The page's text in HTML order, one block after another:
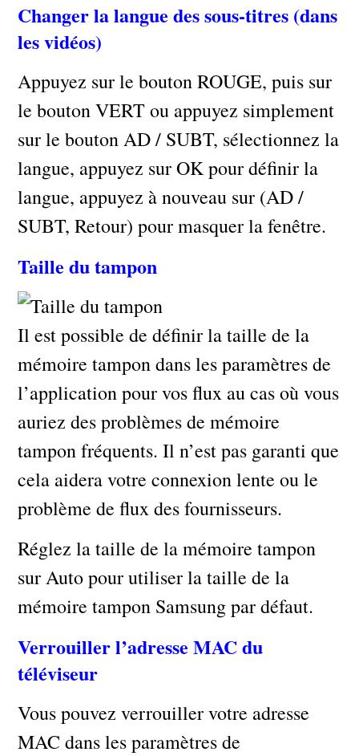
Changer la langue des sous-titres (dans
les vidéos)
Appuyez sur le bouton ROUGE, puis sur
le bouton VERT ou appuyez simplement
sur le bouton AD / SUBT, sélectionnez la
langue, appuyez sur OK pour définir la
langue, appuyez à nouveau sur (AD /
SUBT, Retour) pour masquer la fenêtre.
Taille du tampon
Il est possible de définir la taille de la
mémoire tampon dans les paramètres de
l’application pour vos flux au cas où vous
auriez des problèmes de mémoire
tampon fréquents. Il n’est pas garanti que
cela aidera votre connexion lente ou le
problème de flux des fournisseurs.
Réglez la taille de la mémoire tampon
sur Auto pour utiliser la taille de la
mémoire tampon Samsung par défaut.
Verrouiller l’adresse MAC du
téléviseur
Vous pouvez verrouiller votre adresse
MAC dans les paramètres de